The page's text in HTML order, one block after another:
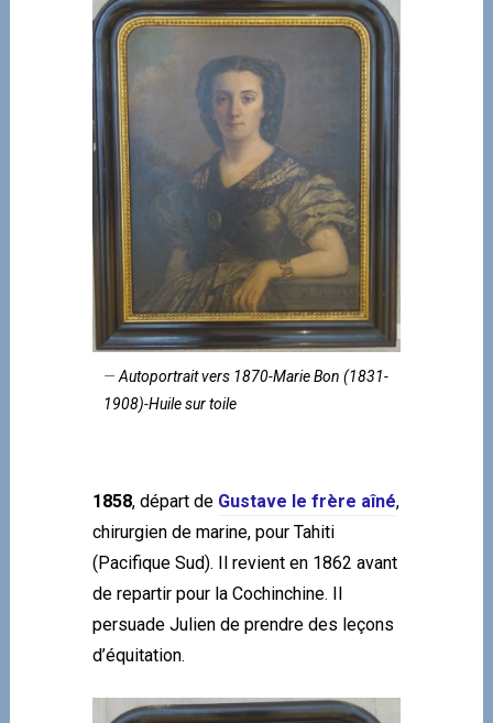
Autoportrait vers 1870-Marie Bon (1831-
1908)-Huile sur toile
1858, départ de Gustave le frère aîné,
chirurgien de marine, pour Tahiti
(Pacifique Sud). Il revient en 1862 avant
de repartir pour la Cochinchine. Il
persuade Julien de prendre des leçons
d’équitation.